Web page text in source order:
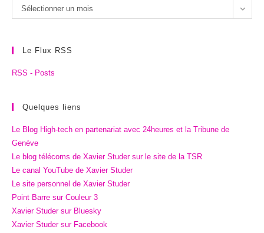
Les
archives
Sélectionner un mois
Le Flux RSS
RSS - Posts
Quelques liens
Le Blog High-tech en partenariat avec 24heures et la Tribune de
Genève
Le blog télécoms de Xavier Studer sur le site de la TSR
Le canal YouTube de Xavier Studer
Le site personnel de Xavier Studer
Point Barre sur Couleur 3
Xavier Studer sur Bluesky
Xavier Studer sur Facebook